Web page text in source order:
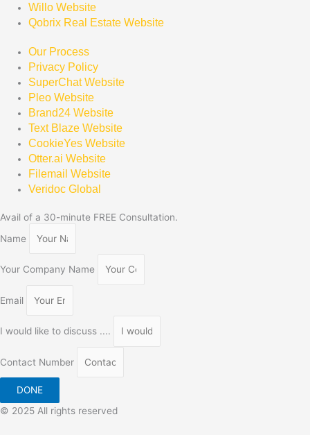
Willo Website
Qobrix Real Estate Website
Our Process
Privacy Policy
SuperChat Website
Pleo Website
Brand24 Website
Text Blaze Website
CookieYes Website
Otter.ai Website
Filemail Website
Veridoc Global
Avail of a 30-minute FREE Consultation.
Name
Your Company Name
Email
I would like to discuss ....
Contact Number
DONE
© 2025 All rights reserved